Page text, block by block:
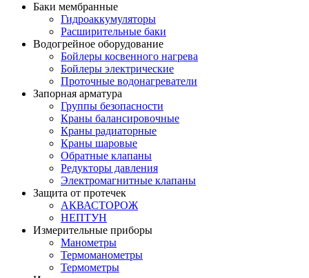
Баки мембранные
Гидроаккумуляторы
Расширительные баки
Водогрейное оборудование
Бойлеры косвенного нагрева
Бойлеры электрические
Проточные водонагреватели
Запорная арматура
Группы безопасности
Краны балансировочные
Краны радиаторные
Краны шаровые
Обратные клапаны
Редукторы давления
Электромагнитные клапаны
Защита от протечек
АКВАСТОРОЖ
НЕПТУН
Измерительные приборы
Манометры
Термоманометры
Термометры